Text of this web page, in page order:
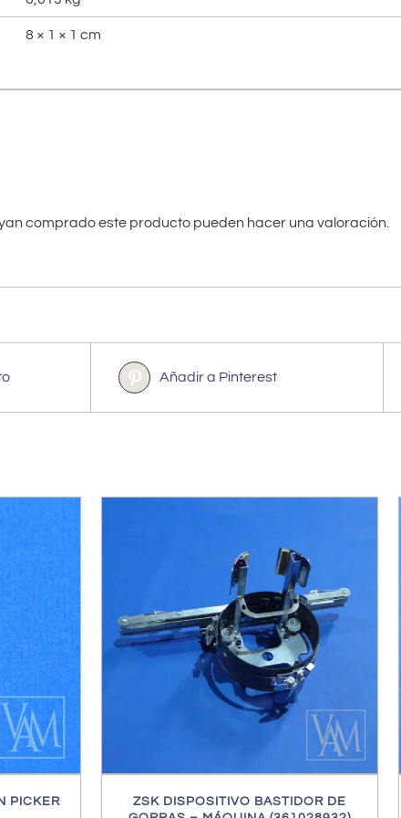
8 × 1 × 1 cm
comprado este producto pueden hacer una valoración.
Añadir a Pinterest
PICKER
ZSK DISPOSITIVO BASTIDOR DE
/ DETALLES